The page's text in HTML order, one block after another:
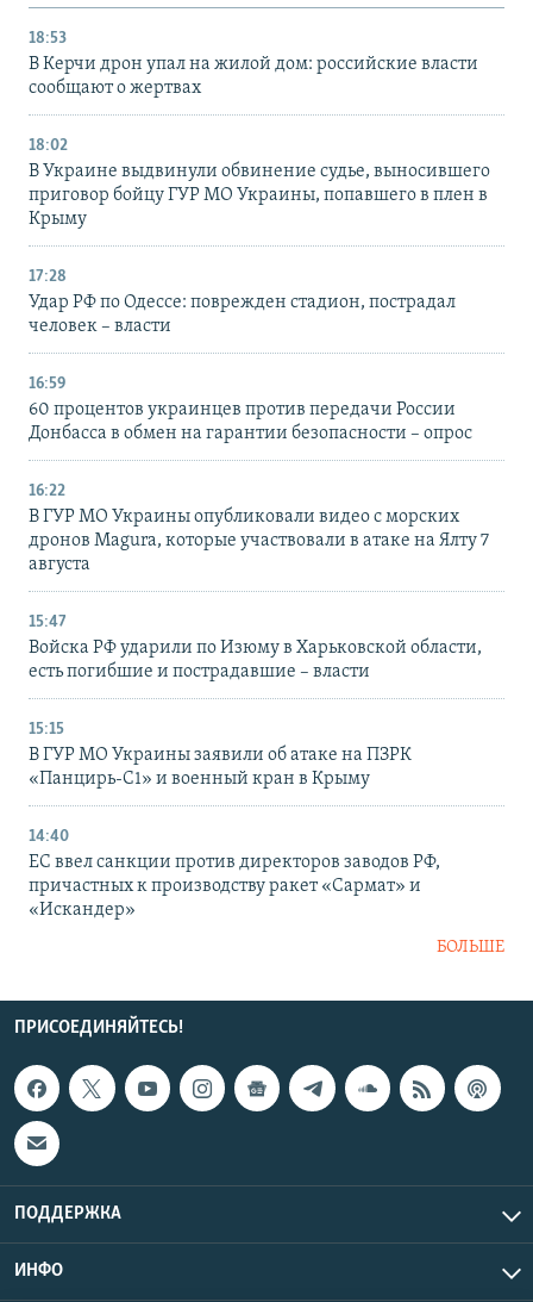
18:53
В Керчи дрон упал на жилой дом: российские власти
сообщают о жертвах
18:02
В Украине выдвинули обвинение судье, выносившего
приговор бойцу ГУР МО Украины, попавшего в плен в
Крыму
17:28
Удар РФ по Одессе: поврежден стадион, пострадал
человек – власти
16:59
60 процентов украинцев против передачи России
Донбасса в обмен на гарантии безопасности – опрос
16:22
В ГУР МО Украины опубликовали видео с морских
дронов Magura, которые участвовали в атаке на Ялту 7
августа
15:47
Войска РФ ударили по Изюму в Харьковской области,
есть погибшие и пострадавшие – власти
15:15
В ГУР МО Украины заявили об атаке на ПЗРК
«Панцирь-С1» и военный кран в Крыму
14:40
ЕС ввел санкции против директоров заводов РФ,
причастных к производству ракет «Сармат» и
«Искандер»
БОЛЬШЕ
ПРИСОЕДИНЯЙТЕСЬ!
ПОДДЕРЖКА
ИНФО